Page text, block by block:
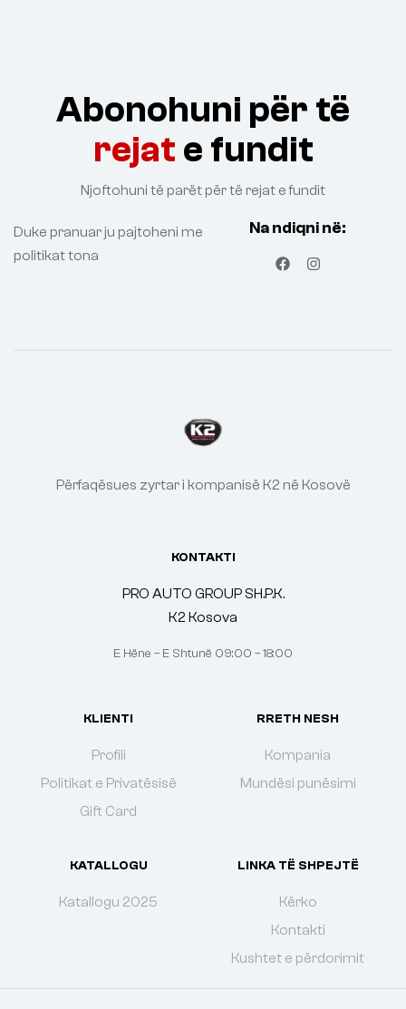
Abonohuni për të
rejat e fundit
Njoftohuni të parët për të rejat e fundit
Duke pranuar ju pajtoheni me
politikat tona
Na ndiqni në:
KONTAKTI
PRO AUTO GROUP SH.P.K.
K2 Kosova
E Hëne – E Shtunë 09:00 – 18:00
KLIENTI
Profili
Politikat e Privatësisë
Gift Card
RRETH NESH
Kompania
Mundësi punësimi
KATALLOGU
Katallogu 2025
LINKA TË SHPEJTË
Kërko
Kontakti
Kushtet e përdorimit
Përfaqësues zyrtar i kompanisë K2 në Kosovë